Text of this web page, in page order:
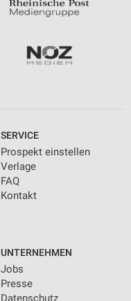
SERVICE
Prospekt einstellen
Verlage
FAQ
Kontakt
UNTERNEHMEN
Jobs
Presse
Datenschutz